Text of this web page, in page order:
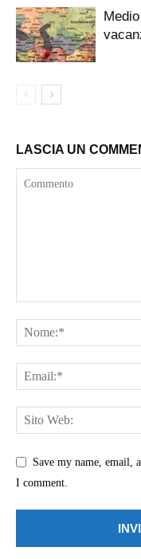
LASCIA UN
Save my name, email,
I comment.